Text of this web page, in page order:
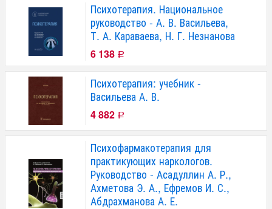
Психотерапия. Национальное
руководство - А. В. Васильева,
Т. А. Караваева, Н. Г. Незнанова
6 138 Р
Психотерапия: учебник -
Васильева А. В.
4 882 Р
Психофармакотерапия для
практикующих наркологов.
Руководство - Асадуллин А. Р.,
Ахметова Э. А., Ефремов И. С.,
Абдрахманова А. Е.